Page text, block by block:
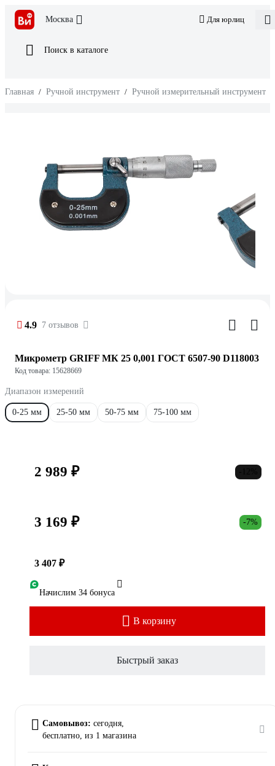
Москва Для юрлиц
Поиск в каталоге
Главная / Ручной инструмент / Ручной измерительный инструмент
4.9 7 отзывов
Микрометр GRIFF МК 25 0,001 ГОСТ 6507-90 D118003
Код товара: 15628669
Диапазон измерений
0-25 мм 25-50 мм 50-75 мм 75-100 мм
2 989 ₽
3 169 ₽ -7%
3 407 ₽
Начислим 34 бонуса
В корзину
Быстрый заказ
Самовывоз: сегодня,
бесплатно, из 1 магазина